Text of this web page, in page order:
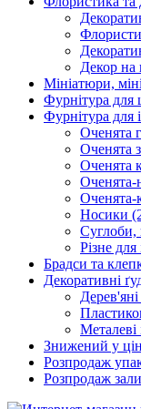
Декор на
Мініатюри,
Фурнітура для
Фурнітура для
Оченята
Оченята
Оченята
Оченята-
Носики
Суглоби,
Різне
Брадси та
Декоративні
Металеві
Знижений у
Розпродаж
Розпродаж